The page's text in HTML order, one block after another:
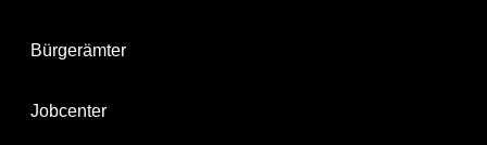
Bürgerämter
Jobcenter